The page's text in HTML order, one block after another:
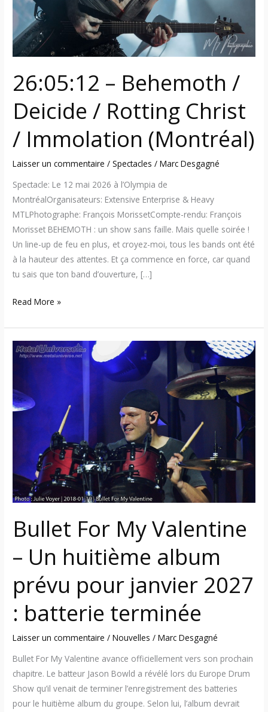
26:05:12 – Behemoth /
Deicide / Rotting Christ
/ Immolation (Montréal)
Laisser un commentaire /Spectacles /Marc Desgagné
Spectacle: Le 12 mai 2026 à l’Olympia de
MontréalOrganisateurs: Extensive Enterprise & Heavy
MTLPhotographe: François MorissetCompte-rendu: François
Morisset BEHEMOTH : un show sans faille. Mais quelle soirée !
Un line-up de feu en plus, et croyez-moi, tous les bands ont été
à la hauteur des attentes. Et ça commence en force, car quand
tu sais que ton band d’ouverture, […]
Christ
Immolation
(Montréal)
Read More »
Bullet For My Valentine
– Un huitième album
prévu pour janvier 2027
: batterie terminée
Laisser un commentaire /Nouvelles /Marc Desgagné
Bullet For My Valentine avance officiellement vers son prochain
chapitre. Le batteur Jason Bowld a révélé lors du Europe Drum
Show qu’il venait de terminer l’enregistrement des batteries
pour le huitième album du groupe. Selon lui, l’album devrait
Bullet
Valentine
–
prévu
pour
janvier
terminée